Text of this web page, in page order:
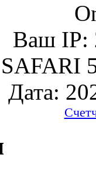
Ваш IP:
SAFARI
Дата: